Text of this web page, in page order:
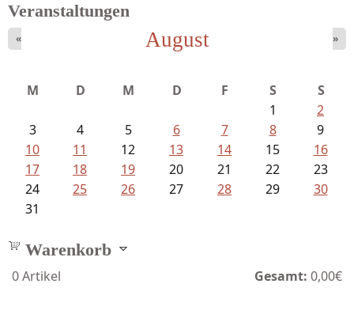
Veranstaltungen
August
« »
M D M D F S
S
1
2
3
4 5 6 7 8
9
10
11 12 13 14 15
16
17
18 19 20 21 22
23
24
25 26 27 28 29
30
31
Warenkorb
0Artikel Gesamt: 0,00€